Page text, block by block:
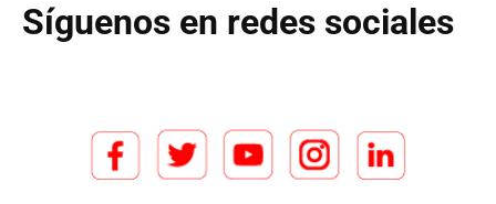
Síguenos en redes sociales